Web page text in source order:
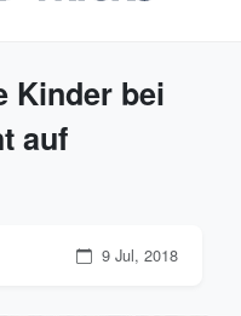
Kinder bei
auf
9 Jul, 2018